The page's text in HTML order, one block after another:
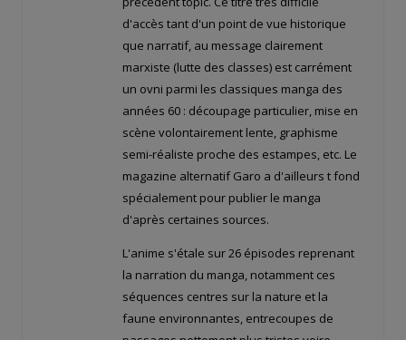
d'accès tant d'un point de vue historique
que narratif, au message clairement
marxiste (lutte des classes) est carrément
un ovni parmi les classiques manga des
années 60 : découpage particulier, mise en
scène volontairement lente, graphisme
semi-réaliste proche des estampes, etc. Le
magazine alternatif Garo a d'ailleurs t fond
spécialement pour publier le manga
d'après certaines sources.
L'anime s'étale sur 26 épisodes reprenant
la narration du manga, notamment ces
séquences centres sur la nature et la
faune environnantes, entrecoupes de